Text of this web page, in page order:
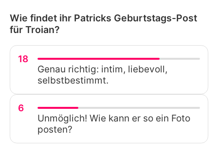
Wie findet ihr Patricks Geburtstags-Post
für Troian?
18
Genau richtig: intim, liebevoll,
selbstbestimmt.
6
Unmöglich! Wie kann er so ein Foto
posten?